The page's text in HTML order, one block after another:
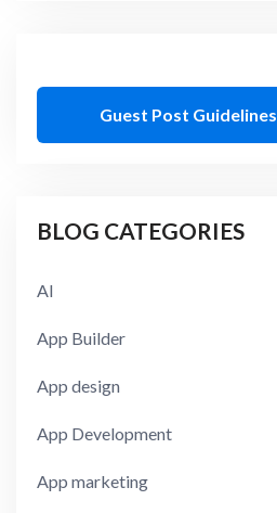
Guest Post Guidelines
BLOG CATEGORIES
AI
App Builder
App design
App Development
App marketing